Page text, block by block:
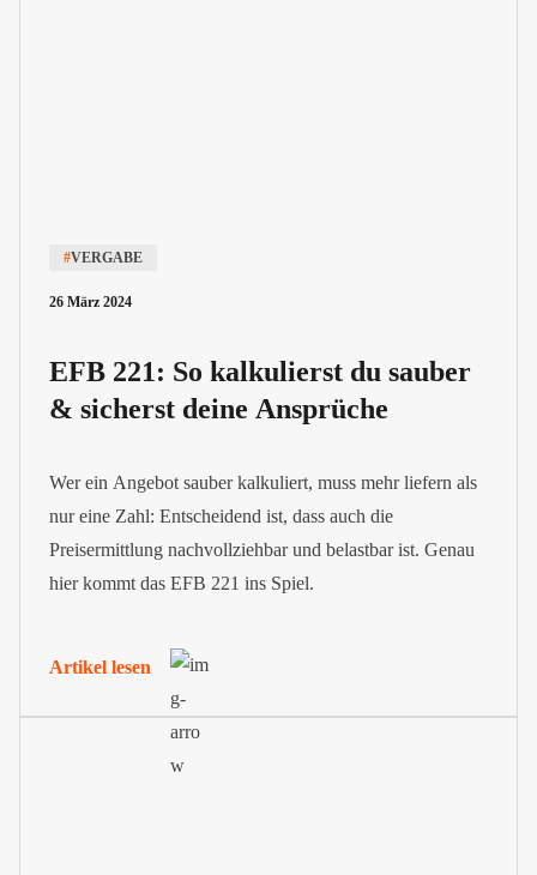
#VERGABE
26 März 2024
EFB 221: So kalkulierst du sauber
& sicherst deine Ansprüche
Wer ein Angebot sauber kalkuliert, muss mehr liefern als
nur eine Zahl: Entscheidend ist, dass auch die
Preisermittlung nachvollziehbar und belastbar ist. Genau
hier kommt das EFB 221 ins Spiel.
Artikel lesen